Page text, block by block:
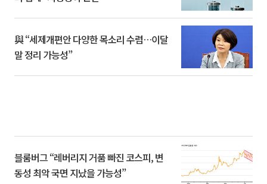
與 “세제개편안 다양한 목소리 수렴…이달
말 정리 가능성”
블룸버그 “레버리지 거품 빠진 코스피, 변
동성 최악 국면 지났을 가능성”